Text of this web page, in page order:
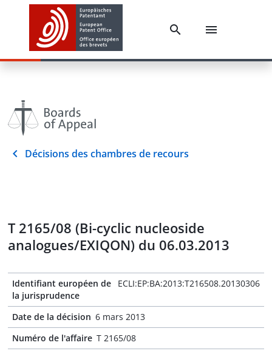
Décisions des chambres de recours
T 2165/08 (Bi-cyclic nucleoside
analogues/EXIQON) du 06.03.2013
Identifiant européen de
la jurisprudence
ECLI:EP:BA:2013:T216508.20130306
Date de la décision 6 mars 2013
Numéro de l'affaire T 2165/08